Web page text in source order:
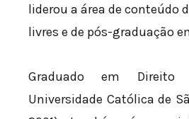
liderou a área de conteúdo
livres e de pós-graduação
Graduado em Direito
Universidade Católica de